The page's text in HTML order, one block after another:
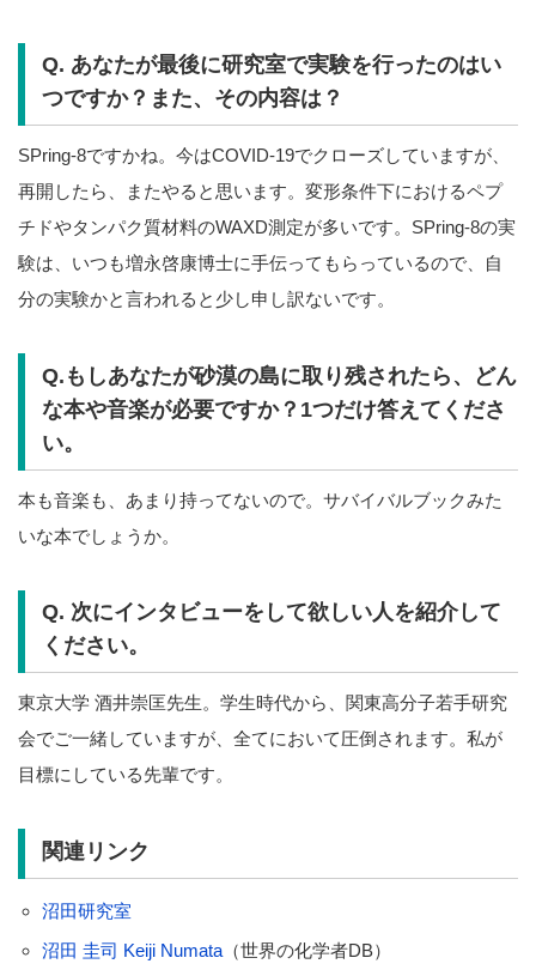
Q. あなたが最後に研究室で実験を行ったのはい
つですか？また、その内容は？
SPring-8ですかね。今はCOVID-19でクローズしていますが、
再開したら、またやると思います。変形条件下におけるペプ
チドやタンパク質材料のWAXD測定が多いです。SPring-8の実
験は、いつも増永啓康博士に手伝ってもらっているので、自
分の実験かと言われると少し申し訳ないです。
Q.もしあなたが砂漠の島に取り残されたら、どん
な本や音楽が必要ですか？1つだけ答えてくださ
い。
本も音楽も、あまり持ってないので。サバイバルブックみた
いな本でしょうか。
Q. 次にインタビューをして欲しい人を紹介して
ください。
東京大学 酒井崇匡先生。学生時代から、関東高分子若手研究
会でご一緒していますが、全てにおいて圧倒されます。私が
目標にしている先輩です。
関連リンク
沼田研究室
沼田 圭司 Keiji Numata（世界の化学者DB）